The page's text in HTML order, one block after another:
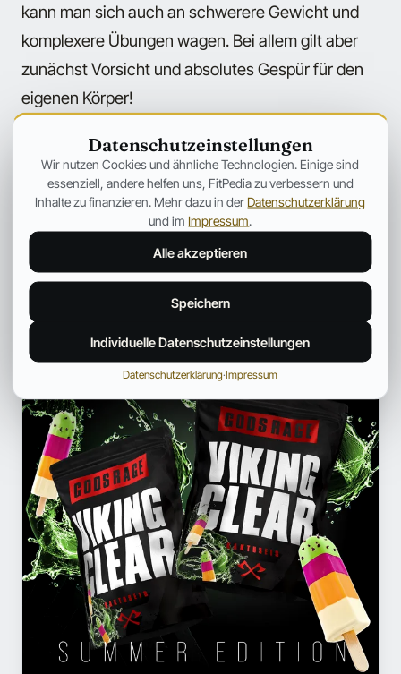
kann man sich auch an schwerere Gewicht und
komplexere Übungen wagen. Bei allem gilt aber
zunächst Vorsicht und absolutes Gespür für den
eigenen Körper!
← Mehr aus Medizin
ANZEIGE
Datenschutzeinstellungen
Wir nutzen Cookies und ähnliche Technologien. Einige sind
essenziell, andere helfen uns, FitPedia zu verbessern und
Inhalte zu finanzieren. Mehr dazu in der Datenschutzerklärung
und im Impressum.
Alle akzeptieren
Speichern
Individuelle Datenschutzeinstellungen
Datenschutzerklärung·Impressum